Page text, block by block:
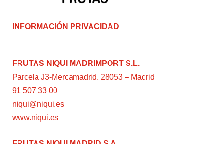
INFORMACIÓN PRIVACIDAD
FRUTAS NIQUI MADRIMPORT S.L.
Parcela J3-Mercamadrid, 28053 – Madrid
91 507 33 00
niqui@niqui.es
www.niqui.es